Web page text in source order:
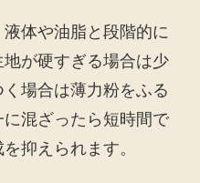
体や油脂と段階的に
が硬すぎる場合は少
場合は薄力粉をふる
混ざったら短時間で
抑えられます。